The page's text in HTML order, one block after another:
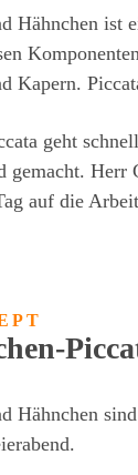
Hähnchen ist
Kapern.
geht
gemacht. Herr
auf die
Hähnchen